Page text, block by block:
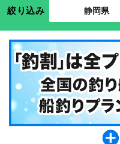
絞り込み 静岡県